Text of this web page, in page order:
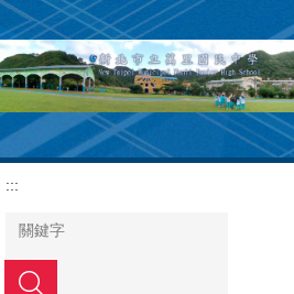
跳
到
主
要
容
區
:::
搜尋